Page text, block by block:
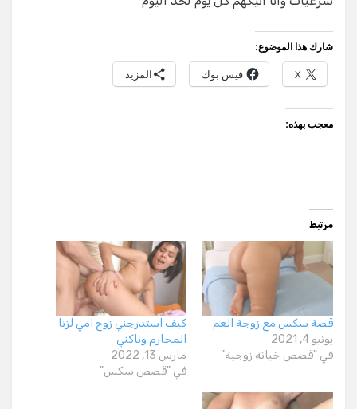
شارك هذا الموضوع:
X فيس بوك المزيد
معجب بهذه:
مرتبط
قصة سكس مع زوجة العم
يونيو 4, 2021
في "قصص خيانة زوجية"
كيف استدرجني زوج امي لزنا
المحارم وناكني
مارس 13, 2022
في "قصص سكس"